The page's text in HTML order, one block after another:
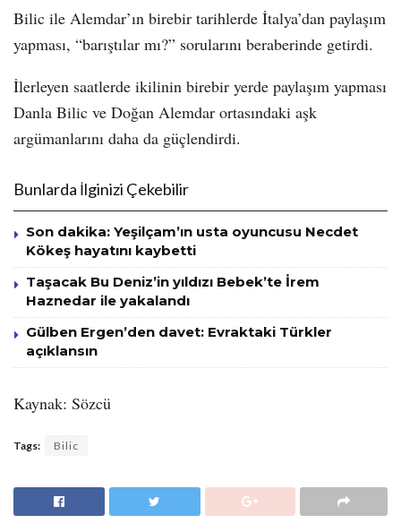
Bilic ile Alemdar’ın birebir tarihlerde İtalya’dan paylaşım
yapması, “barıştılar mı?” sorularını beraberinde getirdi.
İlerleyen saatlerde ikilinin birebir yerde paylaşım yapması
Danla Bilic ve Doğan Alemdar ortasındaki aşk
argümanlarını daha da güçlendirdi.
Bunlarda İlginizi Çekebilir
Son dakika: Yeşilçam’ın usta oyuncusu Necdet
Kökeş hayatını kaybetti
Taşacak Bu Deniz’in yıldızı Bebek’te İrem
Haznedar ile yakalandı
Gülben Ergen’den davet: Evraktaki Türkler
açıklansın
Kaynak: Sözcü
Tags: Bilic